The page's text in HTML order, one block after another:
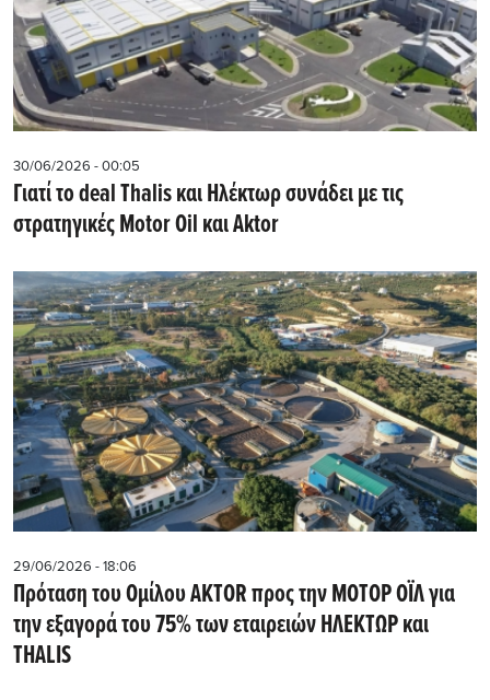
30/06/2026 - 00:05
Γιατί το deal Thalis και Ηλέκτωρ συνάδει με τις
στρατηγικές Motor Oil και Aktor
29/06/2026 - 18:06
Πρόταση του Ομίλου AKTOR προς την ΜΟΤΟΡ ΟΪΛ για
την εξαγορά του 75% των εταιρειών ΗΛΕΚΤΩΡ και
THALIS